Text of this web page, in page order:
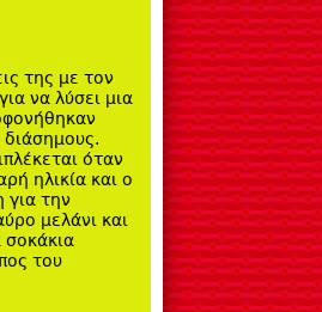
της με τον
να λύσει μια
όταν
ηλικία και ο
για την
μελάνι και
σοκάκια
του